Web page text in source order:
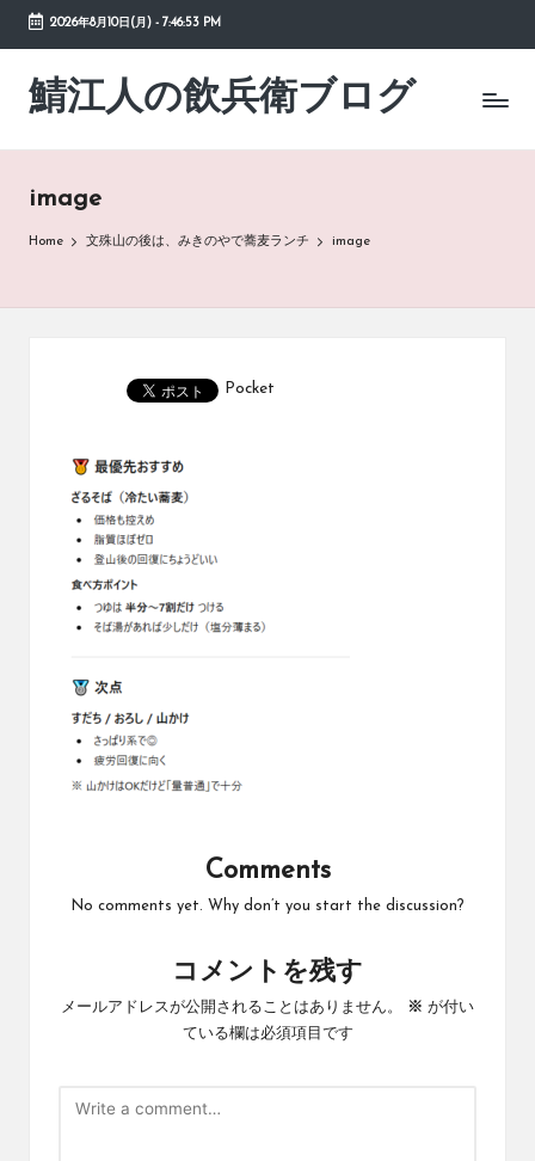
Skip
content
2026年8月10日(月)- 7:46:53 PM
鯖江人の飲兵衛ブログ
日々
の
草
image
Home 文殊山の後は、みきのやで蕎麦ランチ image
Pocket
Comments
No comments yet. Why don’t you start the discussion?
コメントを残す
メールアドレスが公開されることはありません。 ※ が付い
ている欄は必須項目です